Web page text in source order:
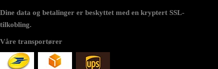
Dine data og betalinger er beskyttet med en kryptert SSL-
tilkobling.
Våre transportører